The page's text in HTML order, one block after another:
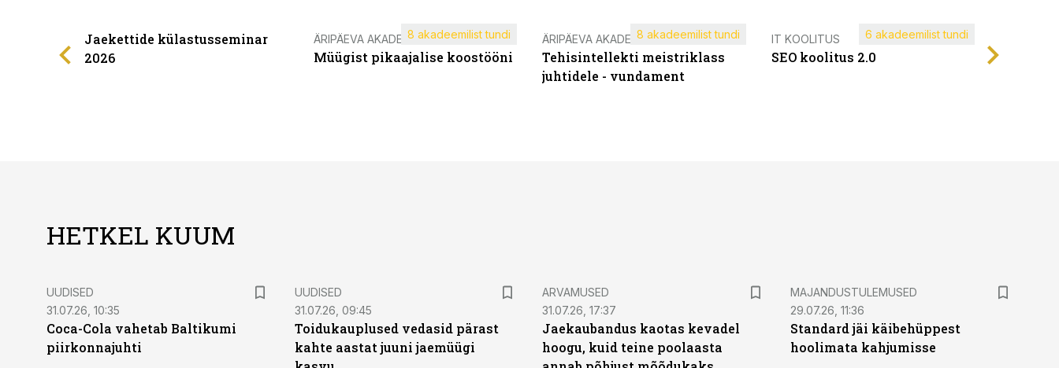
Jaekettide külastusseminar
2026
ÄRIPÄEVA AKADEEMIA
Müügist pikaajalise koostööni
8 akadeemilist tundi ÄRIPÄEVA AKADEEMIA
Tehisintellekti meistriklass
juhtidele - vundament
8 akadeemilist tundi IT KOOLITUS
SEO koolitus 2.0
6 akadeemilist tundi
HETKEL KUUM
UUDISED
31.07.26, 10:35
Coca-Cola vahetab Baltikumi
piirkonnajuhti
UUDISED
31.07.26, 09:45
Toidukauplused vedasid pärast
kahte aastat juuni jaemüügi
ARVAMUSED
31.07.26, 17:37
Jaekaubandus kaotas kevadel
hoogu, kuid teine poolaasta
MAJANDUSTULEMUSED
29.07.26, 11:36
Standard jäi käibehüppest
hoolimata kahjumisse